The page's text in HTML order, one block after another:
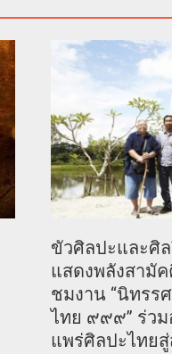
ขัวศิลปะและศิ
แสดงพลังสามั
ชมงาน “นิทรร
ไทย ๙๙๙” ร่ว
แพร่ศิลปะไทย